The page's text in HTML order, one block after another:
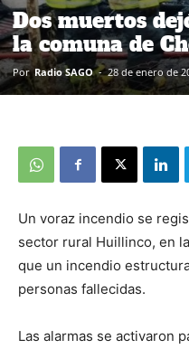
Dos muertos
la comuna de
Por Radio SAGO - 28 de enero de
Un voraz incendio se
sector rural Huillinco, en
que un incendio
personas fallecidas.
Las alarmas se activaron